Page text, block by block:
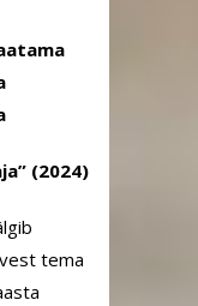
(2024)
tema